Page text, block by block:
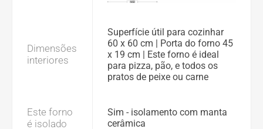
Dimensões
interiores
Superfície útil para cozinhar
60 x 60 cm | Porta do forno 45
x 19 cm | Este forno é ideal
para pizza, pão, e todos os
pratos de peixe ou carne
Este forno
é isolado
Sim - isolamento com manta
cerâmica